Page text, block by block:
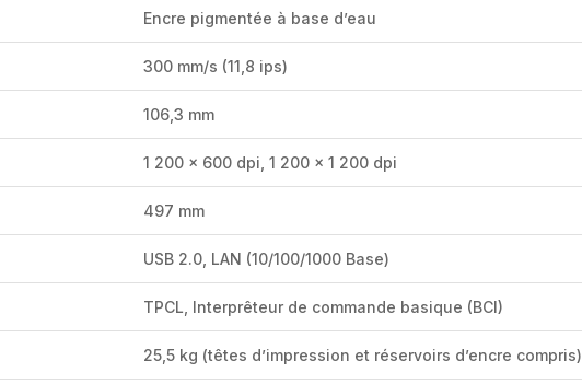
Encre pigmentée à base d’eau
300 mm/s (11,8 ips)
106,3 mm
1 200 x 600 dpi, 1 200 x 1 200 dpi
497 mm
USB 2.0, LAN (10/100/1000 Base)
TPCL, Interprêteur de commande basique (BCI)
25,5 kg (têtes d’impression et réservoirs d’encre compris)